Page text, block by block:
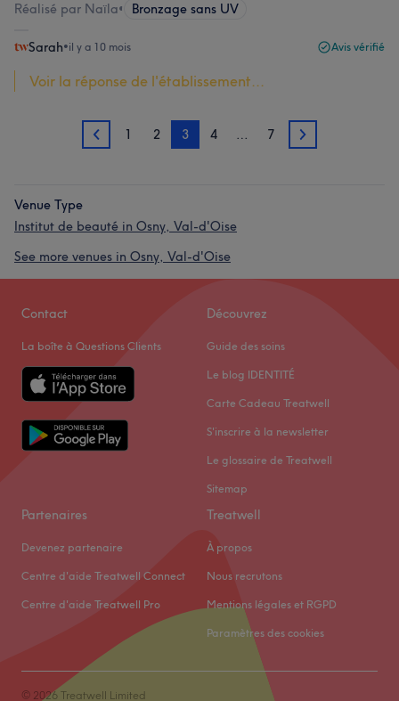
Réalisé par Naïla• Bronzage sans UV
Sarah•il y a 10 mois Avis vérifié
Voir la réponse de l'établissement...
2 1 2 3 4 … 7 4
Venue Type
Institut de beauté in Osny, Val-d'Oise
See more venues in Osny, Val-d'Oise
Contact
La boîte à Questions Clients
Découvrez
Guide des soins
Le blog IDENTITÉ
Carte Cadeau Treatwell
S'inscrire à la newsletter
Le glossaire de Treatwell
Sitemap
Partenaires
Devenez partenaire
Centre d'aide Treatwell Connect
Centre d'aide Treatwell Pro
Treatwell
À propos
Nous recrutons
Mentions légales et RGPD
Paramètres des cookies
© 2026 Treatwell Limited